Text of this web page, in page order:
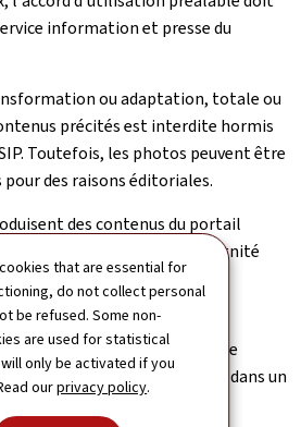
that are essential for
do not collect personal
be refused. Some non-
are used for statistical
only be activated if you
ourprivacy policy.
information et presse du
ou adaptation, totale ou
précités est interdite hormis
Toutefois, les photos peuvent être
des raisons éditoriales.
des contenus du portail
un usage contraire à la dignité
la personne.
de l'éditeur, le portail
être intégré d'une quelconque
dans un autre portail ou dans un